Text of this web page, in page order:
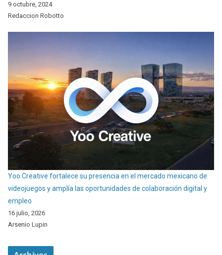
9 octubre, 2024
Redaccion Robotto
Yoo Creative fortalece su presencia en el mercado mexicano de
videojuegos y amplía las oportunidades de colaboración digital y
empleo
16 julio, 2026
Arsenio Lupin